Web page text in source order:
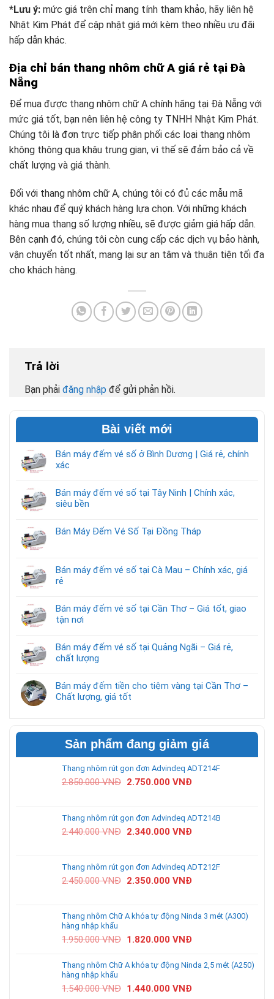
*Lưu ý: mức giá trên chỉ mang tính tham khảo, hãy liên hệ
Nhật Kim Phát để cập nhật giá mới kèm theo nhiều ưu đãi
hấp dẫn khác.
Địa chỉ bán thang nhôm chữ A giá rẻ tại Đà
Nẵng
Để mua được thang nhôm chữ A chính hãng tại Đà Nẵng với
mức giá tốt, bạn nên liên hệ công ty TNHH Nhật Kim Phát.
Chúng tôi là đơn trực tiếp phân phối các loại thang nhôm
không thông qua khâu trung gian, vì thế sẽ đảm bảo cả về
chất lượng và giá thành.
Đối với thang nhôm chữ A, chúng tôi có đủ các mẫu mã
khác nhau để quý khách hàng lựa chọn. Với những khách
hàng mua thang số lượng nhiều, sẽ được giảm giá hấp dẫn.
Bên cạnh đó, chúng tôi còn cung cấp các dịch vụ bảo hành,
vận chuyển tốt nhất, mang lại sự an tâm và thuận tiện tối đa
cho khách hàng.
Trả lời
Bạn phải đăng nhập để gửi phản hồi.
Bài viết mới
Bán máy đếm vé số ở Bình Dương | Giá rẻ, chính
xác
Bán máy đếm vé số tại Tây Ninh | Chính xác,
siêu bền
Bán Máy Đếm Vé Số Tại Đồng Tháp
Bán máy đếm vé số tại Cà Mau – Chính xác, giá
rẻ
Bán máy đếm vé số tại Cần Thơ – Giá tốt, giao
tận nơi
Bán máy đếm vé số tại Quảng Ngãi – Giá rẻ,
chất lượng
Bán máy đếm tiền cho tiệm vàng tại Cần Thơ –
Chất lượng, giá tốt
Sản phẩm đang giảm giá
Thang nhôm rút gọn đơn Advindeq ADT214F
2.850.000VNĐ 2.750.000 VNĐ
Thang nhôm rút gọn đơn Advindeq ADT214B
2.440.000VNĐ 2.340.000 VNĐ
Thang nhôm rút gọn đơn Advindeq ADT212F
2.450.000VNĐ 2.350.000 VNĐ
Thang nhôm Chữ A khóa tự động Ninda 3 mét (A300)
hàng nhập khẩu
1.950.000VNĐ 1.820.000 VNĐ
Thang nhôm Chữ A khóa tự động Ninda 2,5 mét (A250)
hàng nhập khẩu
1.540.000VNĐ 1.440.000 VNĐ